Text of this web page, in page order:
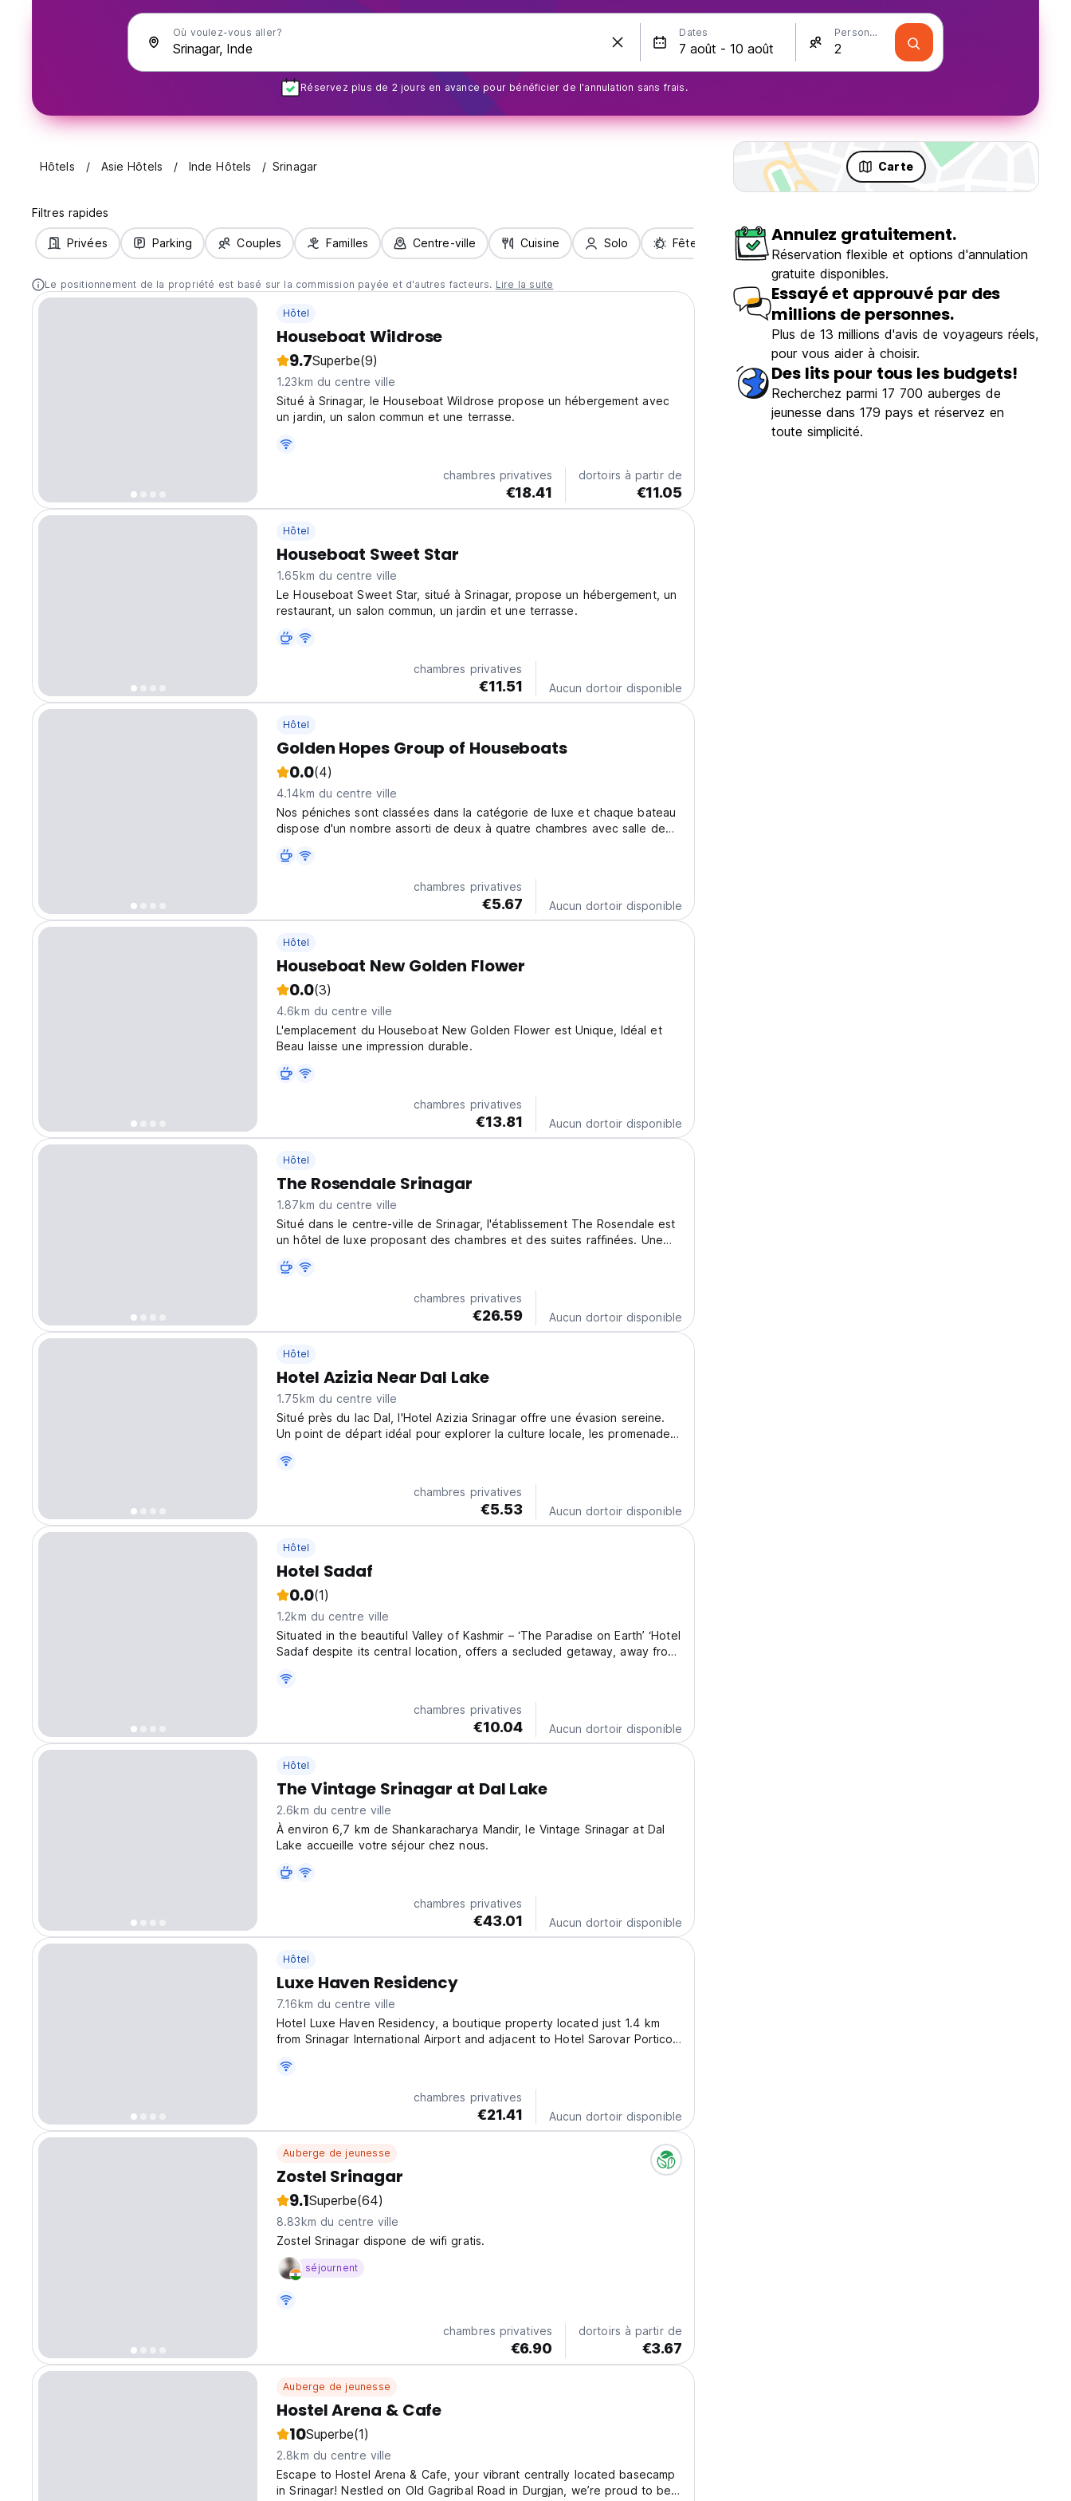
Où voulez-vous aller? Dates Personnes
Réservez plus de 2 jours en avance pour bénéficier de l'annulation sans frais.
Hôtels Asie Hôtels Inde Hôtels Srinagar Carte
Filtres rapides
Privées Parking Couples Familles Centre-ville Cuisine Solo Fête
Le positionnement de la propriété est basé sur la commission payée et d'autres facteurs. Lire la suite
Hôtel
Houseboat Wildrose
9.7Superbe(9)
1.23km du centre ville
Situé à Srinagar, le Houseboat Wildrose propose un hébergement avec
un jardin, un salon commun et une terrasse.
chambres privatives
€18.41
dortoirs à partir de
€11.05
Hôtel
Houseboat Sweet Star
1.65km du centre ville
Le Houseboat Sweet Star, situé à Srinagar, propose un hébergement, un
restaurant, un salon commun, un jardin et une terrasse.
chambres privatives
€11.51 Aucun dortoir disponible
Hôtel
Golden Hopes Group of Houseboats
0.0(4)
4.14km du centre ville
Nos péniches sont classées dans la catégorie de luxe et chaque bateau
dispose d'un nombre assorti de deux à quatre chambres avec salle de
chambres privatives
€5.67 Aucun dortoir disponible
Hôtel
Houseboat New Golden Flower
0.0(3)
4.6km du centre ville
L'emplacement du Houseboat New Golden Flower est Unique, Idéal et
Beau laisse une impression durable.
chambres privatives
€13.81 Aucun dortoir disponible
Hôtel
The Rosendale Srinagar
1.87km du centre ville
Situé dans le centre-ville de Srinagar, l'établissement The Rosendale est
un hôtel de luxe proposant des chambres et des suites raffinées. Une
Cachemire. (Auto-translated from original language)
chambres privatives
€26.59 Aucun dortoir disponible
Hôtel
Hotel Azizia Near Dal Lake
1.75km du centre ville
Situé près du lac Dal, l'Hotel Azizia Srinagar offre une évasion sereine.
Un point de départ idéal pour explorer la culture locale, les promenades
original language)
chambres privatives
€5.53 Aucun dortoir disponible
Hôtel
Hotel Sadaf
0.0(1)
1.2km du centre ville
Situated in the beautiful Valley of Kashmir – ‘The Paradise on Earth’ ‘Hotel
Sadaf despite its central location, offers a secluded getaway, away from
surrounds our guests as they are welcomed...
chambres privatives
€10.04 Aucun dortoir disponible
Hôtel
The Vintage Srinagar at Dal Lake
2.6km du centre ville
À environ 6,7 km de Shankaracharya Mandir, le Vintage Srinagar at Dal
Lake accueille votre séjour chez nous.
chambres privatives
€43.01 Aucun dortoir disponible
Hôtel
Luxe Haven Residency
7.16km du centre ville
Hotel Luxe Haven Residency, a boutique property located just 1.4 km
from Srinagar International Airport and adjacent to Hotel Sarovar Portico,
atmosphere. The hotel features 11 elegantly appointed...
chambres privatives
€21.41 Aucun dortoir disponible
Auberge de jeunesse
Zostel Srinagar
9.1Superbe(64)
8.83km du centre ville
Zostel Srinagar dispone de wifi gratis.
séjournent
chambres privatives
€6.90
dortoirs à partir de
€3.67
Auberge de jeunesse
Hostel Arena & Cafe
10Superbe(1)
2.8km du centre ville
Escape to Hostel Arena & Cafe, your vibrant centrally located basecamp
in Srinagar! Nestled on Old Gagribal Road in Durgjan, we’re proud to be
Annulez gratuitement.
Réservation flexible et options d'annulation
gratuite disponibles.
Essayé et approuvé par des
millions de personnes.
Plus de 13 millions d'avis de voyageurs réels,
pour vous aider à choisir.
Des lits pour tous les budgets!
Recherchez parmi 17 700 auberges de
jeunesse dans 179 pays et réservez en
toute simplicité.